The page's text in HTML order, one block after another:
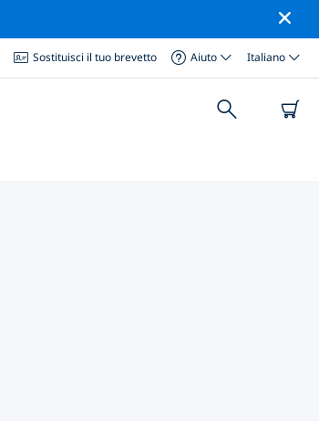
Sostituisci il tuo brevetto Aiuto Italiano